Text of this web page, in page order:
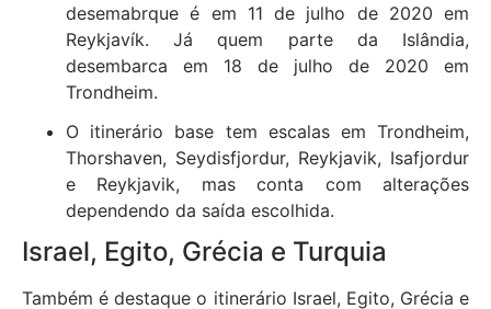
desemabrque é em 11 de julho de 2020 em
Reykjavík. Já quem parte da Islândia,
desembarca em 18 de julho de 2020 em
Trondheim.
O itinerário base tem escalas em Trondheim,
Thorshaven, Seydisfjordur, Reykjavik, Isafjordur
e Reykjavik, mas conta com alterações
dependendo da saída escolhida.
Israel, Egito, Grécia e Turquia
Também é destaque o itinerário Israel, Egito, Grécia e